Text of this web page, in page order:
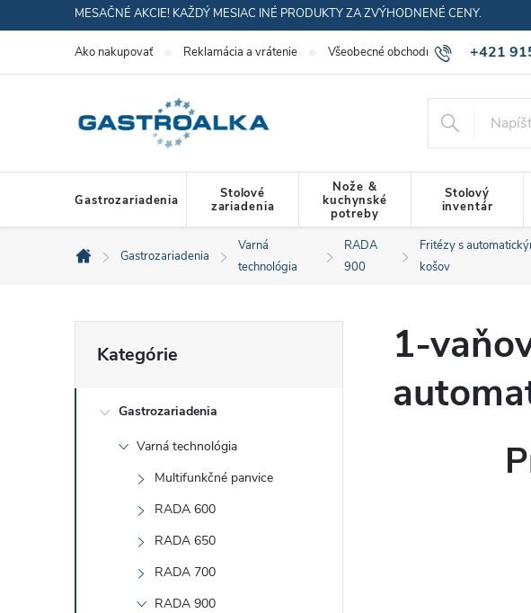
na
MESAČNÉ AKCIE! KAŽDÝ MESIAC INÉ PRODUKTY ZA ZVÝHODNENÉ CENY.
+421
Ako nakupovať Reklamácia a vrátenie Všeobecné obchodné podmienky
Gastrozariadenia
Stolové
zariadenia
Nože &
kuchynské
potreby
Stolový
inventár
Domov
Gastrozariadenia
Varná
technológia
RADA
900
Fritézy s
košov
o
kategórie
Kategórie
Gastrozariadenia
Varná technológia
Multifunkčné panvice
RADA 600
RADA 650
RADA 700
RADA 900
1-